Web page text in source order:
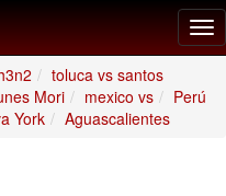
toluca vs santos
Mori mexico vs
Perú
York Aguascalientes